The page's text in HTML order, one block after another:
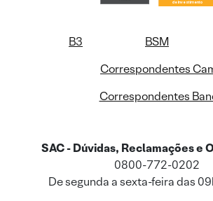
B3 BSM
Correspondentes
Correspondentes
SAC - Dúvidas, Reclamações e
0800-772-0202
De segunda a sexta-feira das